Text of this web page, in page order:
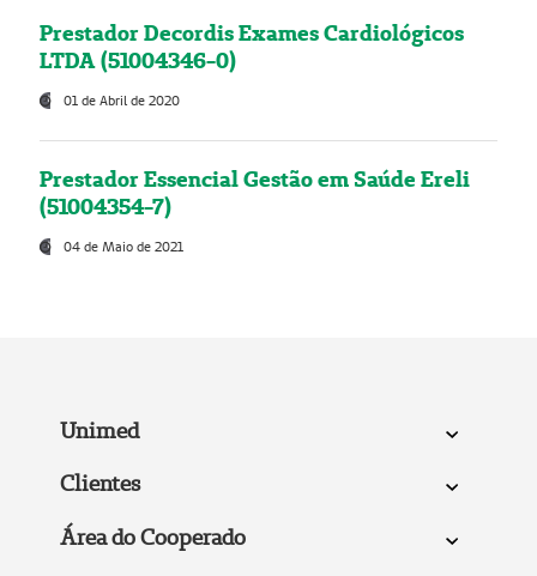
Prestador Decordis Exames Cardiológicos
LTDA (51004346-0)
01 de Abril de 2020
Prestador Essencial Gestão em Saúde Ereli
(51004354-7)
04 de Maio de 2021
Unimed
Clientes
Área do Cooperado